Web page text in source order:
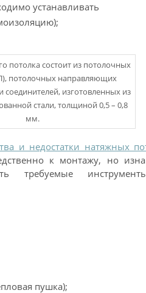
устанавливать
потолка состоит из потолочных
потолочных направляющих
изготовленных из
стали, толщиной 0,5 – 0,8
мм.
и недостатки натяжных
к монтажу, но
требуемые
пушка);